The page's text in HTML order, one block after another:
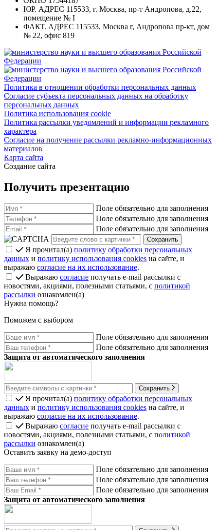
ЮР. АДРЕС 115533, г. Москва, пр-т Андропова, д.22,
помещение № I
ФАКТ. АДРЕС 115533, Москва г, Андропова пр-кт, дом
№ 22, офис 819
Политика в отношении обработки персональных данных
Согласие субъекта персональных данных на обработку
персональных данных
Политика использования cookie
Политика рассылки уведомлений и информации рекламного
характера
Согласие на получение рассылки рекламно-информационных
материалов
Карта сайта
Создание сайта
Получить презентацию
Поле обязательно для заполнения
Поле обязательно для заполнения
Поле обязательно для заполнения
Я прочитал(а) политику обработки персональных
данных и политику использования cookies на сайте, и
выражаю согласие на их использование.
Выражаю согласие получать e-mail рассылки с
новостями, акциями, полезными статьями, с политикой
рассылки ознакомлен(а)
Нужна помощь?
Поможем с выбором
Поле обязательно для заполнения
Поле обязательно для заполнения
Защита от автоматического заполнения
Сохранить
Я прочитал(а) политику обработки персональных
данных и политику использования cookies на сайте, и
выражаю согласие на их использование.
Выражаю согласие получать e-mail рассылки с
новостями, акциями, полезными статьями, с политикой
рассылки ознакомлен(а)
Оставить заявку на демо-доступ
Поле обязательно для заполнения
Поле обязательно для заполнения
Поле обязательно для заполнения
Защита от автоматического заполнения